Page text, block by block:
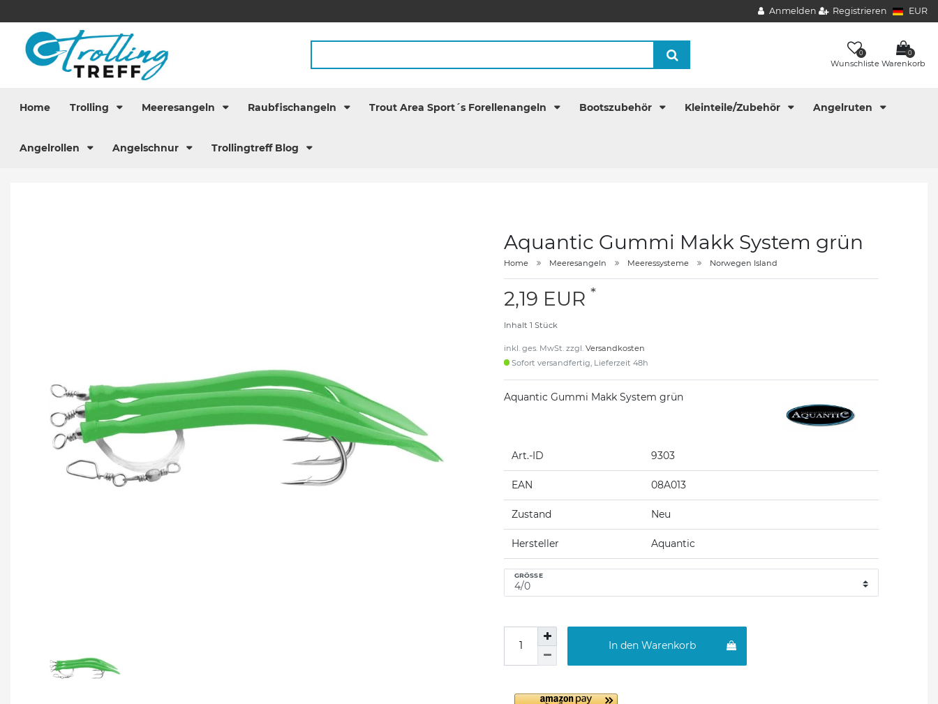
Anmelden Registrieren EUR
0
Wunschliste
0
Warenkorb
Home Trolling Meeresangeln Raubfischangeln Trout Area Sport´s Forellenangeln Bootszubehör Kleinteile/Zubehör Angelruten
Angelrollen Angelschnur Trollingtreff Blog
Aquantic Gummi Makk System grün
Home Meeresangeln Meeressysteme Norwegen Island
2,19 EUR *
Inhalt 1 Stück
inkl. ges. MwSt. zzgl. Versandkosten
Sofort versandfertig, Lieferzeit 48h
Aquantic Gummi Makk System grün
Art.-ID 9303
EAN 08A013
Zustand Neu
Hersteller Aquantic
GRÖSSE
In den Warenkorb